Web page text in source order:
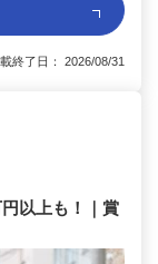
終了日： 2026/08/31
以上も！｜賞